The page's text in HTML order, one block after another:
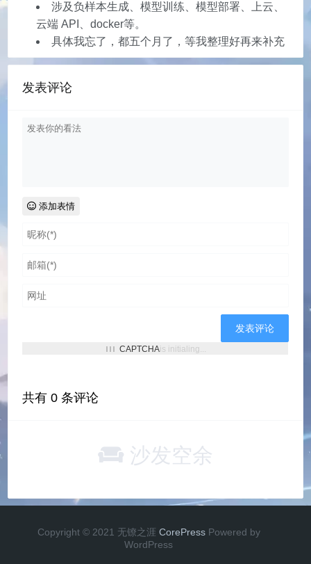
涉及负样本生成、模型训练、模型部署、上云、
云端 API、docker等。
具体我忘了，都五个月了，等我整理好再来补充
发表评论
添加表情
CAPTCHAis initialing...
共有0 条评论
沙发空余
Copyright © 2021 无镣之涯 CorePress Powered by
WordPress